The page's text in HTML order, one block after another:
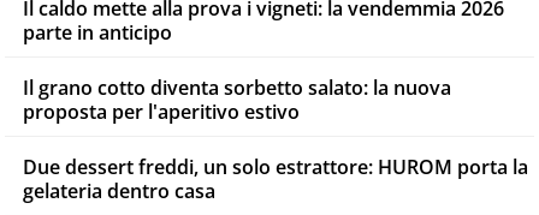
Il caldo mette alla prova i vigneti: la vendemmia 2026
parte in anticipo
Il grano cotto diventa sorbetto salato: la nuova
proposta per l'aperitivo estivo
Due dessert freddi, un solo estrattore: HUROM porta la
gelateria dentro casa